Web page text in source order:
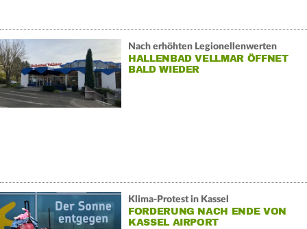
Nach erhöhten Legionellenwerten
HALLENBAD VELLMAR ÖFFNET
BALD WIEDER
Klima-Protest in Kassel
FORDERUNG NACH ENDE VON
KASSEL AIRPORT